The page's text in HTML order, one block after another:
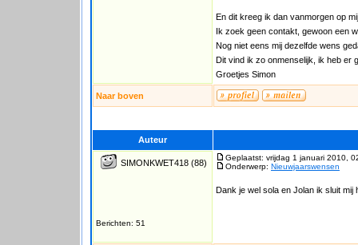
En dit kreeg ik dan vanmorgen op
Ik zoek geen contakt, gewoon een
Nog niet eens mij dezelfde wens
Dit vind ik zo onmenselijk, ik heb er
Groetjes Simon
Naar boven
Auteur
SIMONKWET418 (88)
Berichten: 51
Geplaatst: vrijdag 1 januari 2010,
Onderwerp: Nieuwjaarswensen
Dank je wel sola en Jolan ik sluit mij